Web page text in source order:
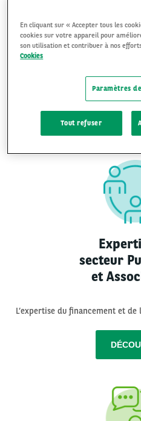
local et
Une équipe commerciale
secteur
et
L’expertise du financement et
En cliquant sur « Accepter tous les
cookies sur votre appareil pour
son utilisation et contribuer à nos
Cookies
Paramètres
Tout refuser